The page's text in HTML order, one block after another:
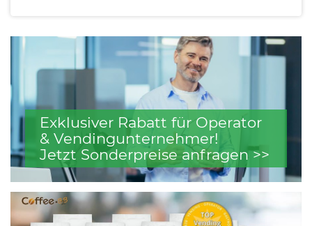
Exklusiver Rabatt für Operator
& Vendingunternehmer!
Jetzt Sonderpreise anfragen >>